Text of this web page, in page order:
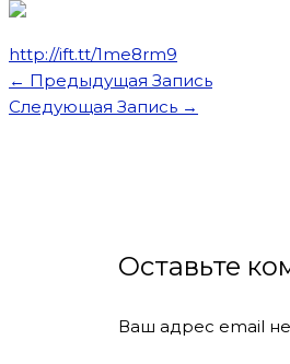
http://ift.tt/1me8rm9
← Предыдущая Запись
Следующая Запись →
Оставьте
Ваш адрес email